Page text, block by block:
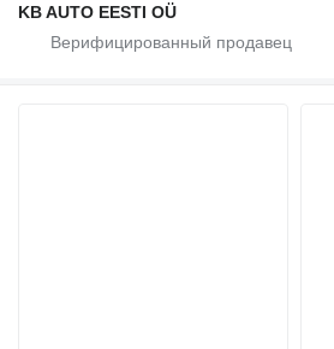
KB AUTO EESTI OÜ